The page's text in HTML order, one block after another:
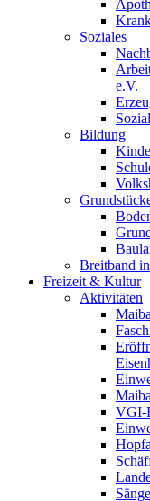
Soziales
e.V.
Bildung
Breitband
Freizeit & Kultur
Aktivitäten
VGI-